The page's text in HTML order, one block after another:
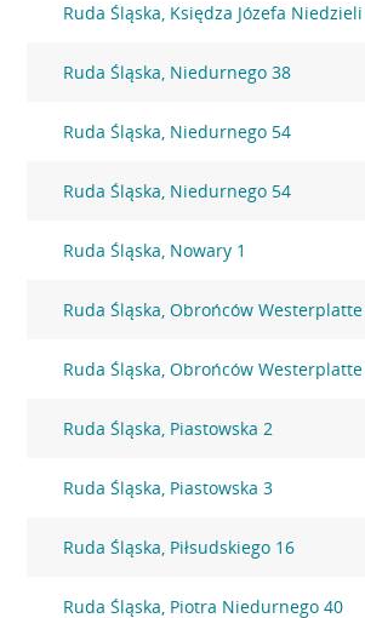
Ruda Śląska, Księdza Józefa
Ruda Śląska, Niedurnego 38
Ruda Śląska, Niedurnego 54
Ruda Śląska, Niedurnego 54
Ruda Śląska, Nowary 1
Ruda Śląska, Obrońców
Ruda Śląska, Obrońców
Ruda Śląska, Piastowska 2
Ruda Śląska, Piastowska 3
Ruda Śląska, Piłsudskiego 16
Ruda Śląska, Piotra Niedurnego 40